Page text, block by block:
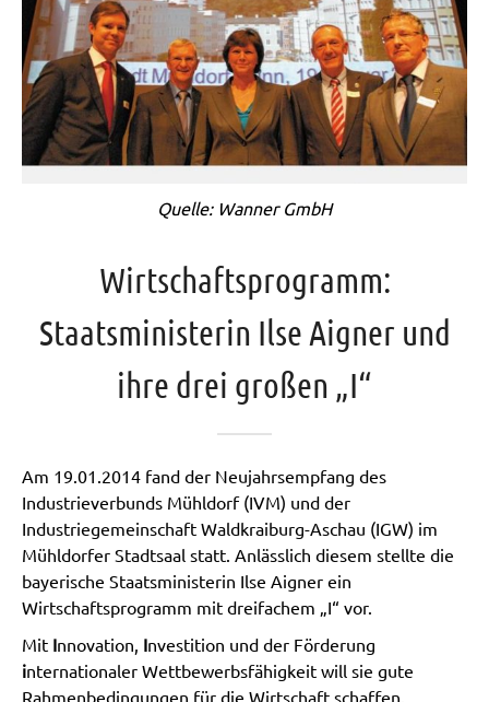
Quelle: Wanner GmbH
Wirtschaftsprogramm:
Staatsministerin Ilse Aigner und
ihre drei großen „I“
Am 19.01.2014 fand der Neujahrsempfang des
Industrieverbunds Mühldorf (IVM) und der
Industriegemeinschaft Waldkraiburg-Aschau (IGW) im
Mühldorfer Stadtsaal statt. Anlässlich diesem stellte die
bayerische Staatsministerin Ilse Aigner ein
Wirtschaftsprogramm mit dreifachem „I“ vor.
Mit Innovation, Investition und der Förderung
internationaler Wettbewerbsfähigkeit will sie gute
Rahmenbedingungen für die Wirtschaft schaffen.